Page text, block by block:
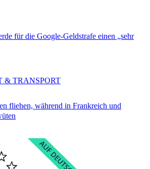
für die Google-Geldstrafe einen „sehr
fliehen, während in Frankreich und
& TRANSPORT